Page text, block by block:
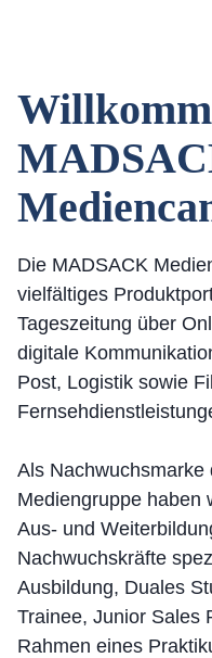
Die MADSACK
vielfältiges
Tageszeitung über
digitale
Post, Logistik sowie
Als Nachwuchsmarke
Mediengruppe haben
Aus- und
Nachwuchskräfte
Ausbildung, Duales
Trainee, Junior Sales
Rahmen eines